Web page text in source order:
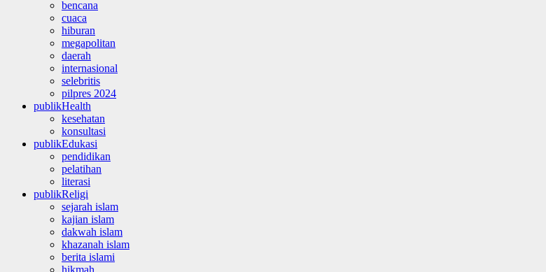
bencana
cuaca
hiburan
megapolitan
daerah
internasional
selebritis
pilpres 2024
publikHealth
kesehatan
konsultasi
publikEdukasi
pendidikan
pelatihan
literasi
publikReligi
sejarah islam
kajian islam
dakwah islam
khazanah islam
berita islami
hikmah